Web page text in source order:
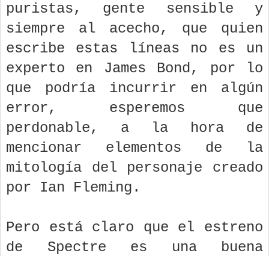
puristas, gente sensible y
siempre al acecho, que quien
escribe estas líneas no es un
experto en James Bond, por lo
que podría incurrir en algún
error, esperemos que
perdonable, a la hora de
mencionar elementos de la
mitología del personaje creado
por Ian Fleming.
Pero está claro que el estreno
de Spectre es una buena